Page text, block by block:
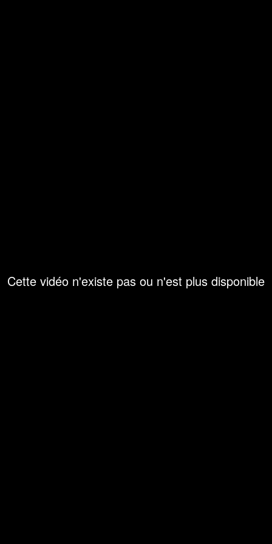
Cette vidéo n'existe pas ou n'est plus disponible